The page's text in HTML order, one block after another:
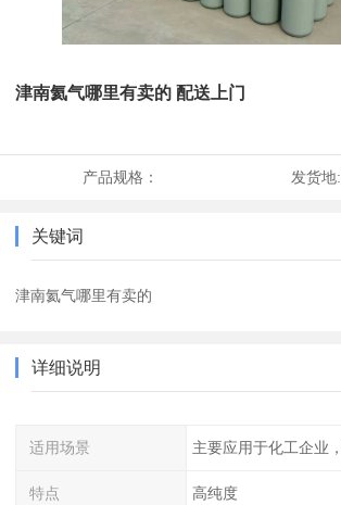
津南氦气哪里有卖的 配送上门
产品规格： 发货地:
关键词
津南氦气哪里有卖的
详细说明
适用场景
特点 高纯度